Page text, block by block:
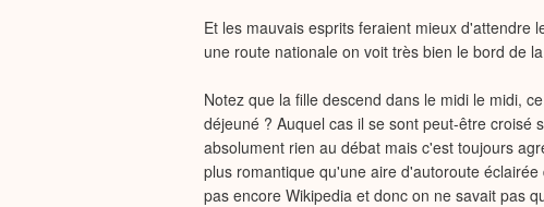
Et les mauvais esprits feraient mieux d'attendre
une route nationale on voit très bien le bord de
Notez que la fille descend dans le midi le midi,
déjeuné ? Auquel cas il se sont peut-être croisé
absolument rien au débat mais c'est toujours
plus romantique qu'une aire d'autoroute
pas encore Wikipedia et donc on ne savait pas